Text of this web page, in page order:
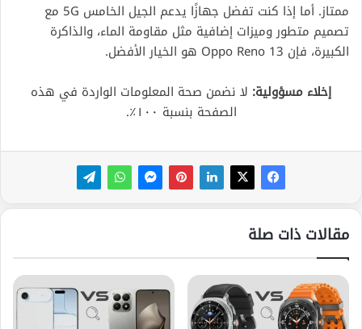
ممتاز. أما إذا كنت تفضل جهازًا يدعم الجيل الخامس 5G مع
تصميم متطور وميزات إضافية مثل مقاومة الماء، والذاكرة
الكبيرة، فإن Oppo Reno 13 هو الخيار الأفضل.
إخلاء مسؤولية: لا نضمن صحة المعلومات الواردة في هذه
الصفحة بنسبة ١٠٠٪.
مقالات ذات صلة